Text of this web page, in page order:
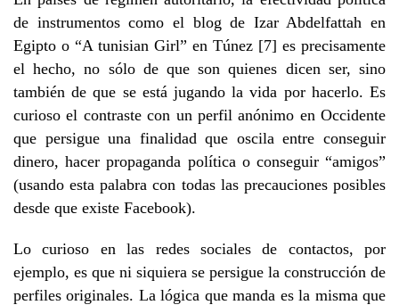
de instrumentos como el blog de Izar Abdelfattah en
Egipto o “A tunisian Girl” en Túnez [7] es precisamente
el hecho, no sólo de que son quienes dicen ser, sino
también de que se está jugando la vida por hacerlo. Es
curioso el contraste con un perfil anónimo en Occidente
que persigue una finalidad que oscila entre conseguir
dinero, hacer propaganda política o conseguir “amigos”
(usando esta palabra con todas las precauciones posibles
desde que existe Facebook).
Lo curioso en las redes sociales de contactos, por
ejemplo, es que ni siquiera se persigue la construcción de
perfiles originales. La lógica que manda es la misma que